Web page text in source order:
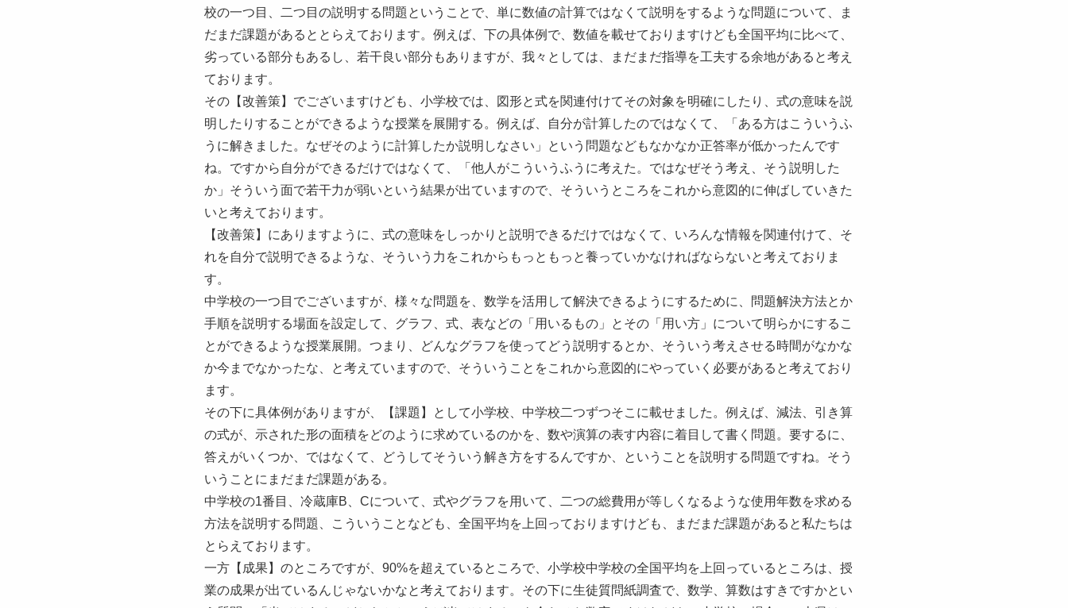
校の一つ目、二つ目の説明する問題ということで、単に数値の計算ではなくて説明をするような問題について、ま
だまだ課題があるととらえております。例えば、下の具体例で、数値を載せておりますけども全国平均に比べて、
劣っている部分もあるし、若干良い部分もありますが、我々としては、まだまだ指導を工夫する余地があると考え
ております。
その【改善策】でございますけども、小学校では、図形と式を関連付けてその対象を明確にしたり、式の意味を説
明したりすることができるような授業を展開する。例えば、自分が計算したのではなくて、「ある方はこういうふ
うに解きました。なぜそのように計算したか説明しなさい」という問題などもなかなか正答率が低かったんです
ね。ですから自分ができるだけではなくて、「他人がこういうふうに考えた。ではなぜそう考え、そう説明した
か」そういう面で若干力が弱いという結果が出ていますので、そういうところをこれから意図的に伸ばしていきた
いと考えております。
【改善策】にありますように、式の意味をしっかりと説明できるだけではなくて、いろんな情報を関連付けて、そ
れを自分で説明できるような、そういう力をこれからもっともっと養っていかなければならないと考えておりま
す。
中学校の一つ目でございますが、様々な問題を、数学を活用して解決できるようにするために、問題解決方法とか
手順を説明する場面を設定して、グラフ、式、表などの「用いるもの」とその「用い方」について明らかにするこ
とができるような授業展開。つまり、どんなグラフを使ってどう説明するとか、そういう考えさせる時間がなかな
か今までなかったな、と考えていますので、そういうことをこれから意図的にやっていく必要があると考えており
ます。
その下に具体例がありますが、【課題】として小学校、中学校二つずつそこに載せました。例えば、減法、引き算
の式が、示された形の面積をどのように求めているのかを、数や演算の表す内容に着目して書く問題。要するに、
答えがいくつか、ではなくて、どうしてそういう解き方をするんですか、ということを説明する問題ですね。そう
いうことにまだまだ課題がある。
中学校の1番目、冷蔵庫B、Cについて、式やグラフを用いて、二つの総費用が等しくなるような使用年数を求める
方法を説明する問題、こういうことなども、全国平均を上回っておりますけども、まだまだ課題があると私たちは
とらえております。
一方【成果】のところですが、90%を超えているところで、小学校中学校の全国平均を上回っているところは、授
業の成果が出ているんじゃないかなと考えております。その下に生徒質問紙調査で、数学、算数はすきですかとい